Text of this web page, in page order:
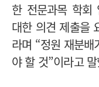
한 전문과목 학회
대한 의견 제출을
라며 “정원 재분
야 할 것”이라고